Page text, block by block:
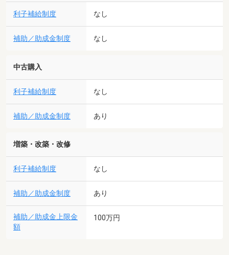
利子補給制度 なし
補助／助成金制度 なし
中古購入
利子補給制度 なし
補助／助成金制度 あり
増築・改築・改修
利子補給制度 なし
補助／助成金制度 あり
補助／助成金上限金
額
100万円